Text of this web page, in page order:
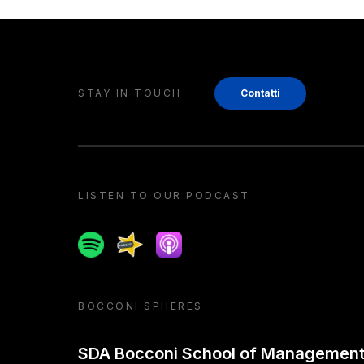
STAY IN TOUCH Contatti
LISTEN TO OUR PODCAST
SpotifySpreakerApple podcast
BOCCONI SPHERES
SDA Bocconi School of Management